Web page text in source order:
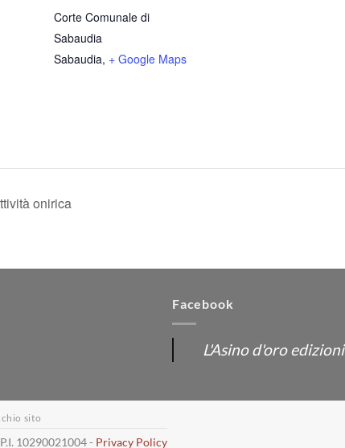
Corte Comunale di
Sabaudia
Sabaudia, + Google Maps
onirica
Facebook
L'Asino d'oro edizioni
sito
10290021004 - Privacy Policy